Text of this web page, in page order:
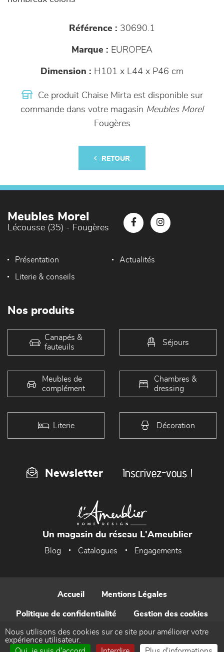
Référence : 30690.1
Marque : EUROPEA
Dimension : H101 x L44 x P46 cm
Ce produit Chaise Mirta est disponible sur
commande dans votre magasin Meubles Morel
Fougères
RETOUR
Meubles Morel
Lécousse (35) - Fougères
Présentation Actualités
Literie & conseils
Nos produits
Canapés &
fauteuils
Séjours
Meubles de
complément
Chambres &
dressing
Literie Décoration
Newsletter Inscrivez-vous !
Un magasin du réseau L'Ameublier
Blog Catalogues Engagements
Accueil Mentions Légales
Politique de confidentialité Gestion des cookies
Contact
Nous utilisons des cookies sur ce site pour améliorer votre
expérience utilisateur.